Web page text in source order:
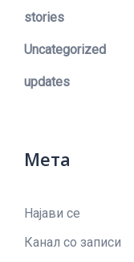
stories
Uncategorized
updates
Мета
Најави се
Канал со записи